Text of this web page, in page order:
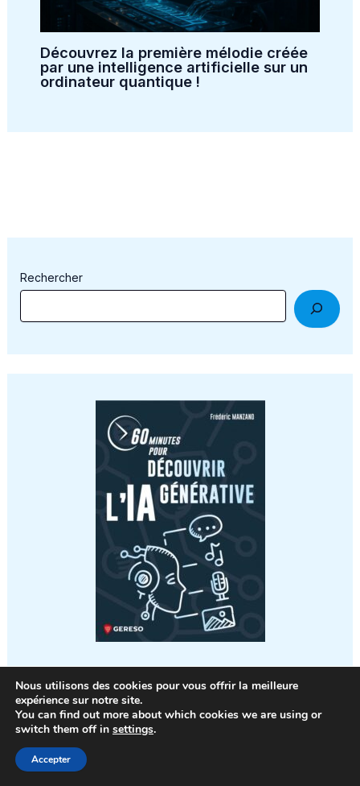
Découvrez la première mélodie créée
par une intelligence artificielle sur un
ordinateur quantique !
Rechercher
Les derniers articles
Nous utilisons des cookies pour vous offrir la meilleure
expérience sur notre site.
You can find out more about which cookies we are using or
switch them off in settings.
Accepter